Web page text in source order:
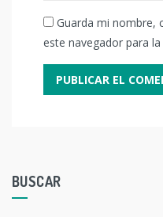
Guarda mi nombre,
este navegador para
BUSCAR